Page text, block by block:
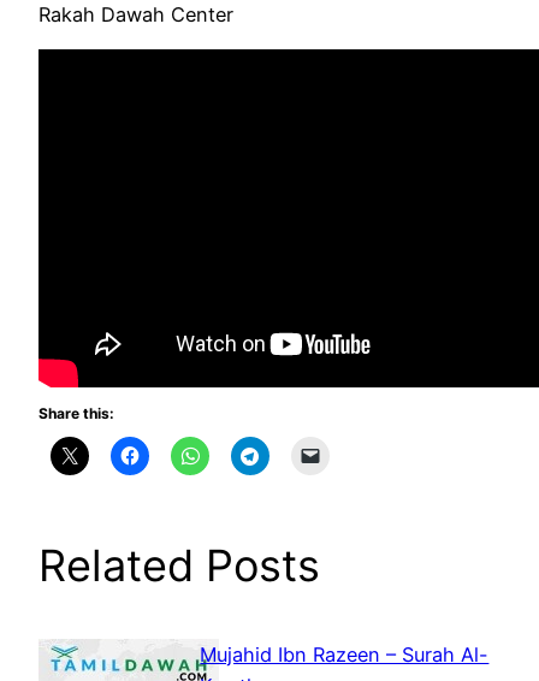
Rakah Dawah Center
Share this:
Related Posts
Mujahid Ibn Razeen – Surah Al-